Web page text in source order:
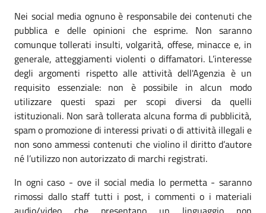
Nei social media ognuno è responsabile dei contenuti che
pubblica e delle opinioni che esprime. Non saranno
comunque tollerati insulti, volgarità, offese, minacce e, in
generale, atteggiamenti violenti o diffamatori. L’interesse
degli argomenti rispetto alle attività dell'Agenzia è un
requisito essenziale: non è possibile in alcun modo
utilizzare questi spazi per scopi diversi da quelli
istituzionali. Non sarà tollerata alcuna forma di pubblicità,
spam o promozione di interessi privati o di attività illegali e
non sono ammessi contenuti che violino il diritto d’autore
né l’utilizzo non autorizzato di marchi registrati.
In ogni caso - ove il social media lo permetta - saranno
rimossi dallo staff tutti i post, i commenti o i materiali